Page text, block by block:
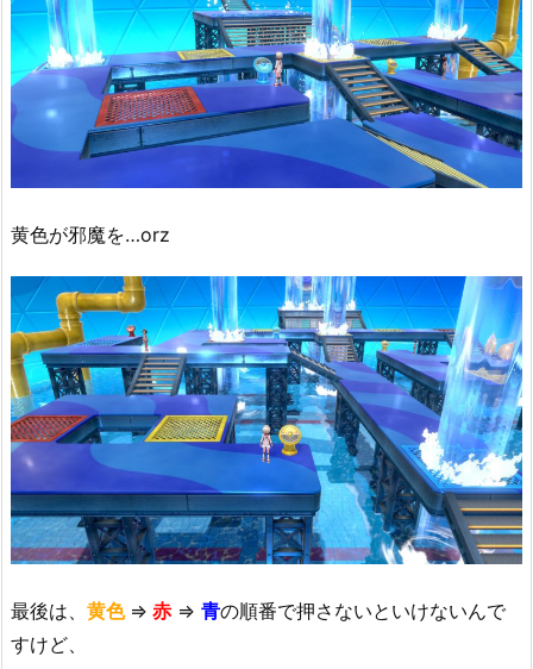
黄色が邪魔を…orz
最後は、 黄色 ⇒ 赤 ⇒ 青の順番で押さないといけないんで
すけど、